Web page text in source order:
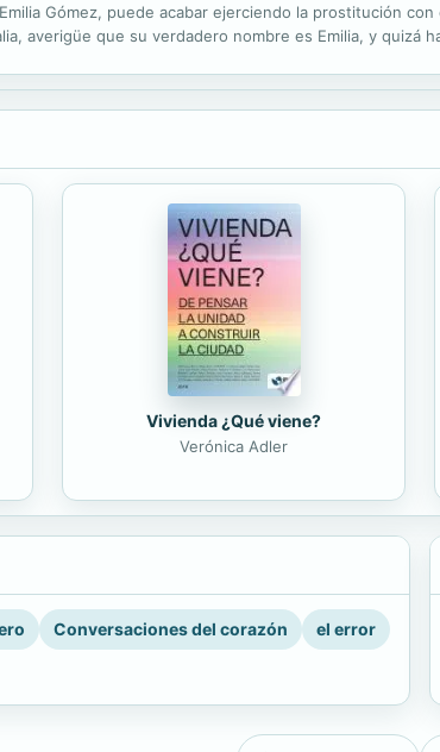
Gómez, puede acabar ejerciendo la prostitución
averigüe que su verdadero nombre es Emilia, y
Vivienda ¿Qué viene?
Verónica Adler
Conversaciones del corazón
el error